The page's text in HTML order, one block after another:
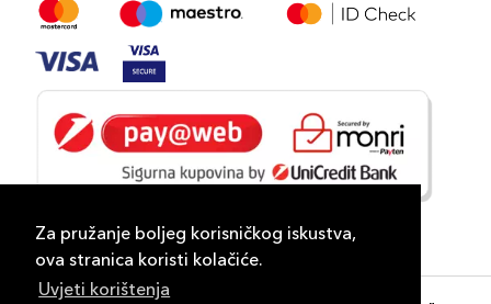
Za pružanje boljeg korisničkog iskustva,
ova stranica koristi kolačiće.
Uvjeti korištenja